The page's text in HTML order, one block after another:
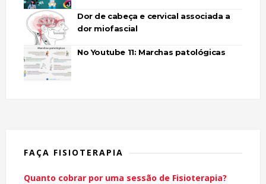
Dor de cabeça e cervical associada a
dor miofascial
No Youtube 11: Marchas patológicas
FAÇA FISIOTERAPIA
Quanto cobrar por uma sessão de Fisioterapia?